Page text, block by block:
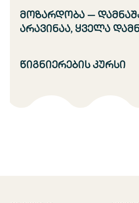
მოზარდობა —
არავინაა, ყველა
წიგნიერების კურსი